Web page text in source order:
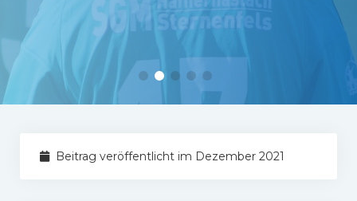
Ergebnisse 1. Mannschaft
Tabelle 1.Mannschaft
Spielerstatistik 1. Mannschaft
Spielplan Kreisliga A3
Beitrag veröffentlicht im Dezember 2021